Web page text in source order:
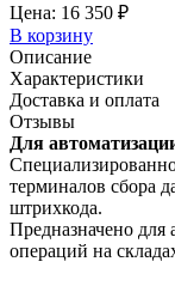
Цена: 16 350 ₽
В корзину
Описание
Характеристики
Доставка и оплата
Отзывы
Для
терминалов сбора
штрихкода.
Предназначено для
операций на